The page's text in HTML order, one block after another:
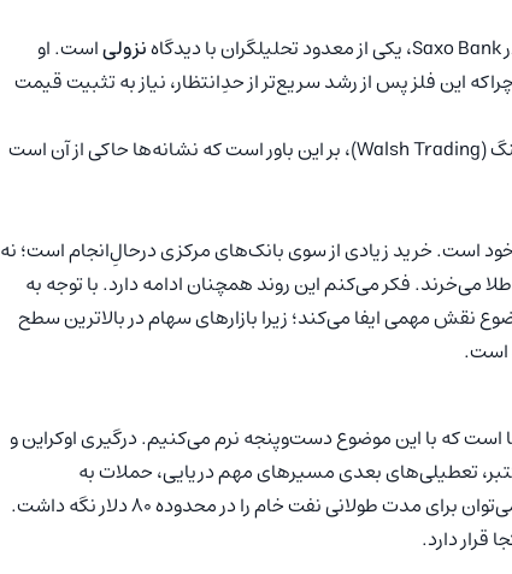
نزولیاست. او
این فلز پس از رشد سریع‌تر از حدِانتظار، نیاز به تثبیت قیمت
شان لاسک (Sean Lusk)، یکی از مدیران شرکت والش تریدینگ (Walsh Trading)، بر این باور است که نشانه‌ها حاکی از آن است
خود است. خرید زیادی از سوی بانک‌های مرکزی درحالِ‌انجام است؛ نه
می‌خرند. فکر می‌کنم این روند همچنان ادامه دارد. با توجه به
نقش مهمی ایفا می‌کند؛ زیرا بازارهای سهام در بالاترین سطح
است.
که با این موضوع دست‌وپنجه نرم می‌کنیم. درگیری اوکراین و
هفتم اکتبر، تعطیلی‌های بعدی مسیرهای مهم دریایی، حملات به
کشتی‌های دریای سرخ در منطقه‌ای حیاتی از جهان و اینکه نمی‌توان برای مدت طولانی نفت خام را در محدوده ۸۰ دلار نگه داشت.
قرار دارد.